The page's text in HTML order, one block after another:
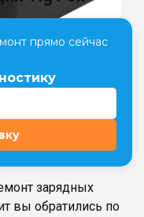
прямо сейчас
зарядных
вы обратились по